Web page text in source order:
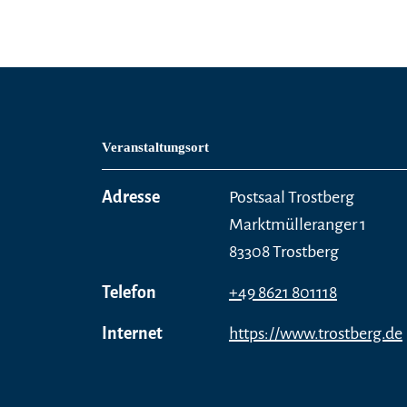
Veranstaltungsort
Adresse
Postsaal Trostberg
Marktmülleranger 1
83308 Trostberg
Telefon +49 8621 801118
Internet https://www.trostberg.de